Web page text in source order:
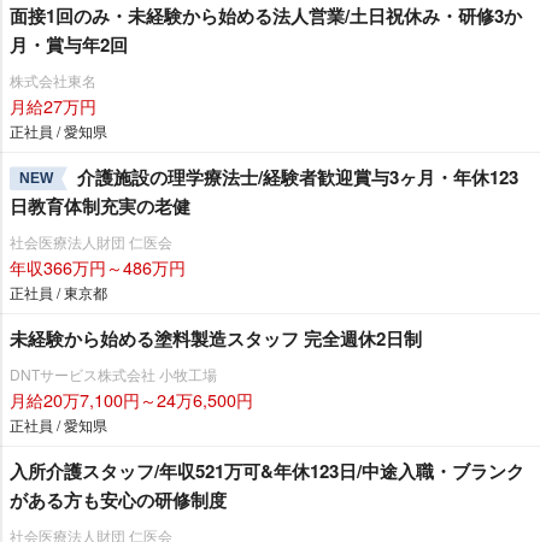
面接1回のみ・未経験から始める法人営業/土日祝休み・研修3か
月・賞与年2回
株式会社東名
月給27万円
正社員 / 愛知県
NEW
介護施設の理学療法士/経験者歓迎賞与3ヶ月・年休123
日教育体制充実の老健
社会医療法人財団 仁医会
年収366万円～486万円
正社員 / 東京都
未経験から始める塗料製造スタッフ 完全週休2日制
DNTサービス株式会社 小牧工場
月給20万7,100円～24万6,500円
正社員 / 愛知県
入所介護スタッフ/年収521万可&年休123日/中途入職・ブランク
がある方も安心の研修制度
社会医療法人財団 仁医会